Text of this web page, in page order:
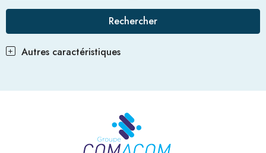
Rechercher
Autres caractéristiques